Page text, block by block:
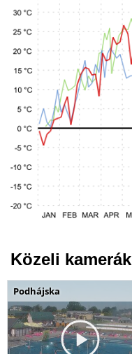
Közeli kamerák
Podhájska